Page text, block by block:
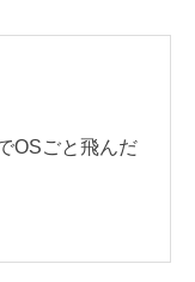
OSごと飛んだ